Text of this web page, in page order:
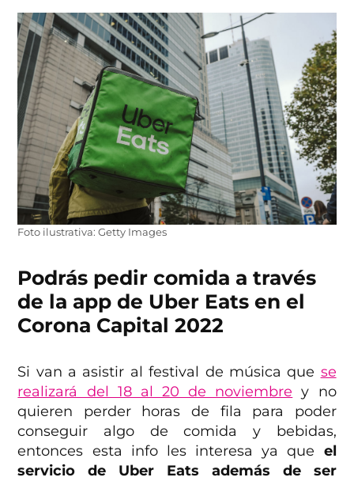
Foto ilustrativa: Getty Images
Podrás pedir comida a través
de la app de Uber Eats en el
Corona Capital 2022
Si van a asistir al festival de música que se
realizará del 18 al 20 de noviembre y no
quieren perder horas de fila para poder
conseguir algo de comida y bebidas,
entonces esta info les interesa ya que el
servicio de Uber Eats además de ser